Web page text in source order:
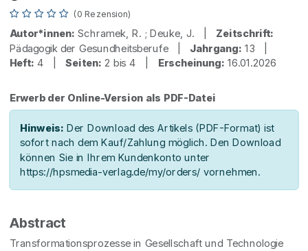
(0 Rezension)
Autor*innen: Schramek, R. ; Deuke, J. | Zeitschrift:
Pädagogik der Gesundheitsberufe | Jahrgang: 13 |
Heft: 4 |Seiten: 2 bis 4 | Erscheinung: 16.01.2026
Erwerb der Online-Version als PDF-Datei
Hinweis: Der Download des Artikels (PDF-Format) ist
sofort nach dem Kauf/Zahlung möglich. Den Download
können Sie in Ihrem Kundenkonto unter
https://hpsmedia-verlag.de/my/orders/ vornehmen.
Abstract
Transformationsprozesse in Gesellschaft und Technologie